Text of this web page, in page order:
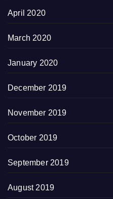
April 2020
March 2020
January 2020
December 2019
November 2019
October 2019
September 2019
August 2019